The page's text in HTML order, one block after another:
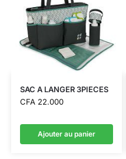
SAC A LANGER 3PIECES
CFA22.000
Ajouter au panier